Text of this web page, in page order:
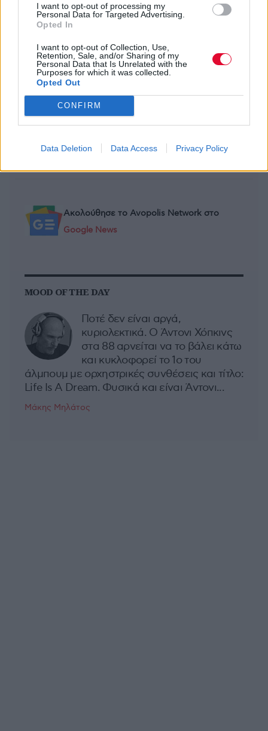
I want to opt-out of processing my
Personal Data for Targeted Advertising.
Opted In
I want to opt-out of Collection, Use,
Retention, Sale, and/or Sharing of my
Personal Data that Is Unrelated with the
Purposes for which it was collected.
Opted Out
CONFIRM
Data Deletion Data Access Privacy Policy
συνέχεια αν θέλει να πετύχει πράγματα.
Μόνο έτσι γίνεται μέρος της συνείδησης του
κόσμου και αποκτά τη δύναμη να αλλάξει την
κατάσταση προς το καλύτερο, πράγμα
απαραίτητο τόσο στο νησί μας, όσο και στην
Ελλάδα γενικότερα.
Previous Article
Ακολούθησε το Avopolis Network στο
Google News
MOOD OF THE DAY
Ποτέ δεν είναι αργά,
κυριολεκτικά. Ο Άντονι Χόπκινς
στα 88 αρνείται να το βάλει κάτω
και κυκλοφορεί το 1ο του
άλμπουμ με ορχηστρικές συνθέσεις και τίτλο:
Life Is A Dream. Φυσικά και είναι Άντονι...
Μάκης Μηλάτος